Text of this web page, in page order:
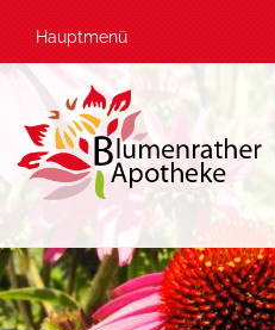
Hauptmenü